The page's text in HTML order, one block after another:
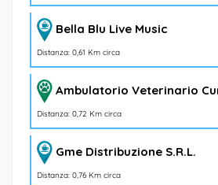
Bella Blu Live Music
Distanza: 0,61 Km circa
Ambulatorio Veterinario
Distanza: 0,72 Km circa
Gme Distribuzione S.R.L.
Distanza: 0,76 Km circa